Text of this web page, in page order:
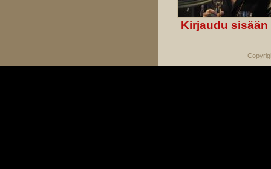
Kirjaudu sisään